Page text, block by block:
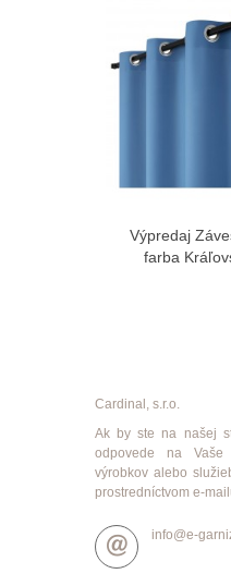
Výpredaj
farba
Cardinal, s.r.o.
Ak by ste na našej
odpovede na Vaše
výrobkov alebo
prostredníctvom e-
info@e-